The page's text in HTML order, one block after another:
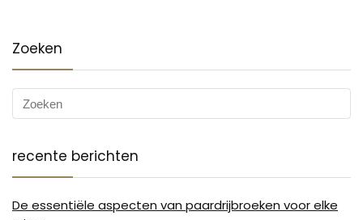
Zoeken
recente berichten
De essentiële aspecten van paardrijbroeken voor elke